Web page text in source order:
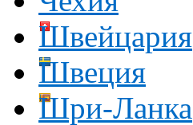
Швейцария
Швеция
Шри-Ланка